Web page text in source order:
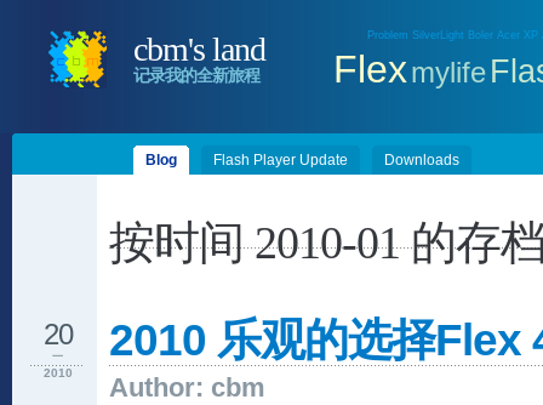
Problem SilverLight Boler Acer XP
Flexmylife
cbm's land
记录我的全新旅程
Blog Flash Player Update Downloads
按时间 2010-01 的存
2010 乐观的选择Flex
Author: cbm
20
一
2010